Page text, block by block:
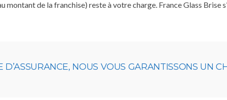
montant de la franchise) reste à votre charge. France Glass Brise
NOUS VOUS GARANTISSONS UN